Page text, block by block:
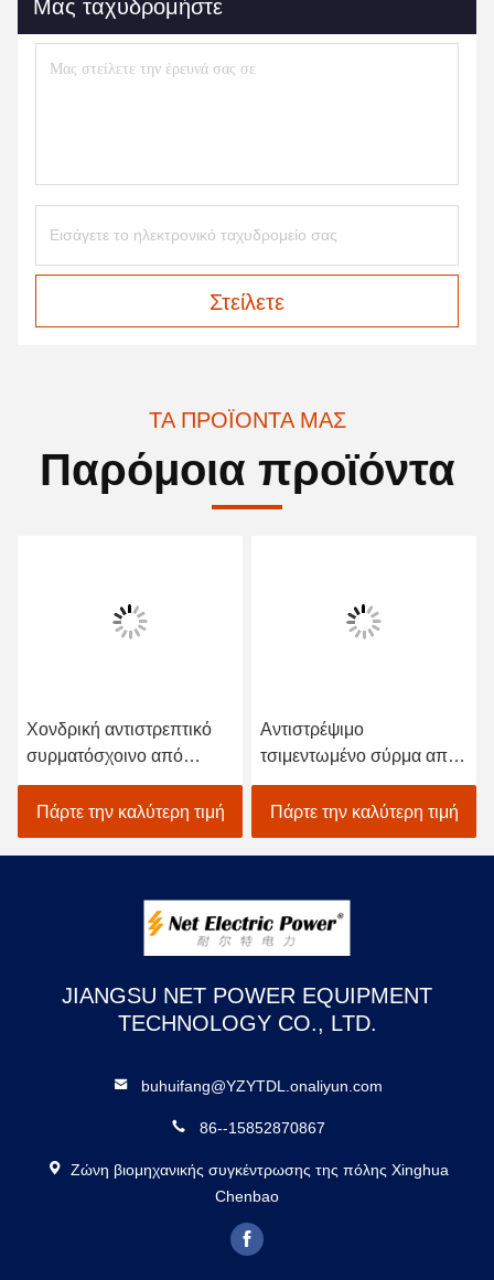
Μας ταχυδρομήστε
Στείλετε
ΤΑ ΠΡΟΪΌΝΤΑ ΜΑΣ
Παρόμοια προϊόντα
από
καλύτερη τιμή
Αντιστρέψιμο
τσιμεντωμένο σύρμα από
χάλυβα
Πάρτε την καλύτερη τιμή
απόλυτη
ανύψωση
και αρτάνη σε
εφαρμογές
Πάρτε την
JIANGSU NET POWER EQUIPMENT
TECHNOLOGY CO., LTD.
buhuifang@YZYTDL.onaliyun.com
86--15852870867
Ζώνη βιομηχανικής συγκέντρωσης της πόλης Xinghua
Chenbao